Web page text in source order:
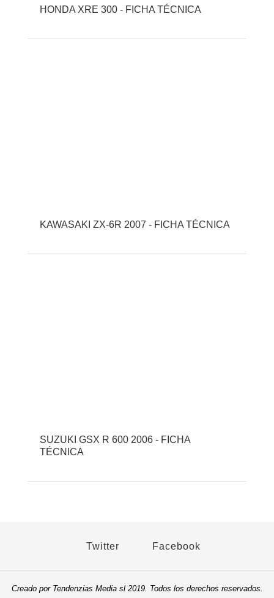
HONDA XRE 300 - FICHA TÉCNICA
KAWASAKI ZX-6R 2007 - FICHA TÉCNICA
SUZUKI GSX R 600 2006 - FICHA
TÉCNICA
Twitter Facebook
Creado por Tendenzias Media sl 2019. Todos los derechos reservados.